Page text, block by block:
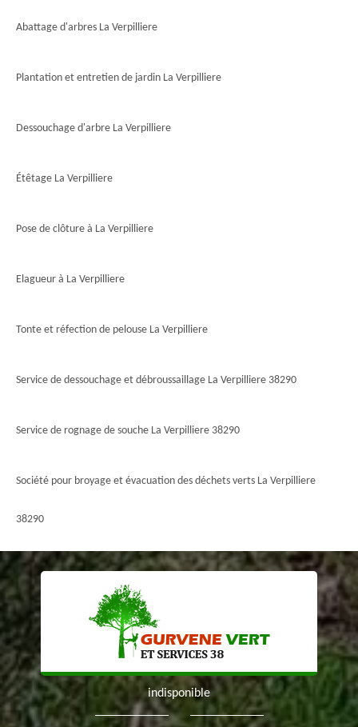
Abattage d'arbres La Verpilliere
Plantation et entretien de jardin La Verpilliere
Dessouchage d'arbre La Verpilliere
Étêtage La Verpilliere
Pose de clôture à La Verpilliere
Elagueur à La Verpilliere
Tonte et réfection de pelouse La Verpilliere
Service de dessouchage et débroussaillage La Verpilliere 38290
Service de rognage de souche La Verpilliere 38290
Société pour broyage et évacuation des déchets verts La Verpilliere
38290
indisponible